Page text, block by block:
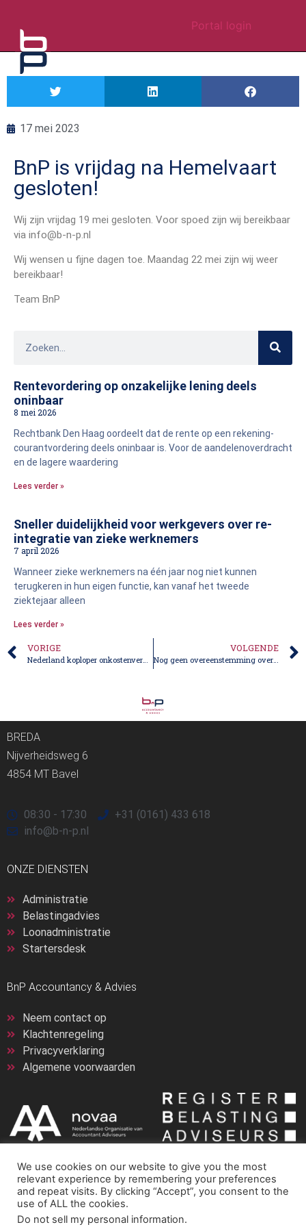
Portal login
17 mei 2023
BnP is vrijdag na Hemelvaart
gesloten!
Wij zijn vrijdag 19 mei gesloten. Voor spoed zijn wij bereikbaar
via info@b-n-p.nl
Wij wensen u fijne dagen toe. Maandag 22 mei zijn wij weer
bereikbaar!
Team BnP
Rentevordering op onzakelijke lening deels
oninbaar
8 mei 2026
Rechtbank Den Haag oordeelt dat de rente op een rekening-
courantvordering deels oninbaar is. Voor de aandelenoverdracht
en de lagere waardering
Lees verder »
Sneller duidelijkheid voor werkgevers over re-
integratie van zieke werknemers
7 april 2026
Wanneer zieke werknemers na één jaar nog niet kunnen
terugkeren in hun eigen functie, kan vanaf het tweede
ziektejaar alleen
Lees verder »
VORIGE VOLGENDE
Nog geen overeenstemming over thuiswerkregeling grenswerkers
BREDA
Nijverheidsweg 6
4854 MT Bavel
08:30 - 17:30
+31 (0161) 433 618
info@b-n-p.nl
ONZE DIENSTEN
Administratie
Belastingadvies
Loonadministratie
Startersdesk
BnP Accountancy & Advies
Neem contact op
Klachtenregeling
Privacyverklaring
Algemene voorwaarden
We use cookies on our website to give you the most
relevant experience by remembering your preferences
and repeat visits. By clicking “Accept”, you consent to the
use of ALL the cookies.
Do not sell my personal information.